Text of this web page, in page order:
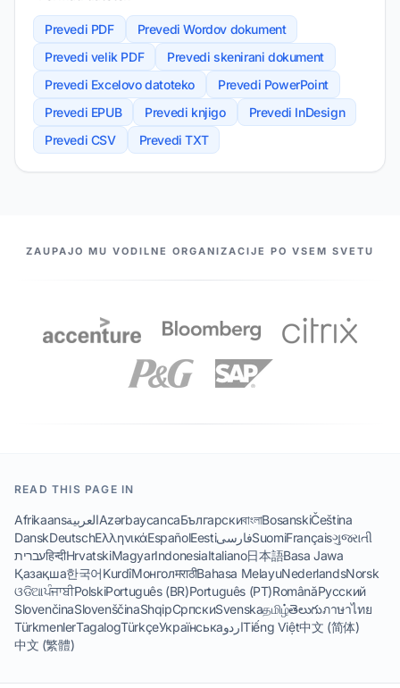
Prevedi PDF
Prevedi Wordov dokument
Prevedi velik PDF
Prevedi skenirani dokument
Prevedi Excelovo datoteko
Prevedi PowerPoint
Prevedi EPUB
Prevedi knjigo
Prevedi InDesign
Prevedi CSV
Prevedi TXT
NAŠI PARTNERJI
ZAUPAJO MU VODILNE ORGANIZACIJE PO VSEM SVETU
READ THIS PAGE IN
AfrikaansالعربيةAzərbaycancaБългарскиবাংলাBosanskiČeština
DanskDeutschΕλληνικάEspañolEestiفارسیSuomiFrançaisગુજરાતી
עבריתहिन्दीHrvatskiMagyarIndonesiaItaliano日本語Basa Jawa
Қазақша한국어KurdîМонголमराठीBahasa MelayuNederlandsNorsk
ଓଡିଆਪੰਜਾਬੀPolskiPortuguês (BR)Português (PT)RomânăРусский
SlovenčinaSlovenščinaShqipСрпскиSvenskaதமிழ்తెలుగుภาษาไทย
TürkmenlerTagalogTürkçeУкраїнськаاردوTiếng Việt中文 (简体)
中文 (繁體)